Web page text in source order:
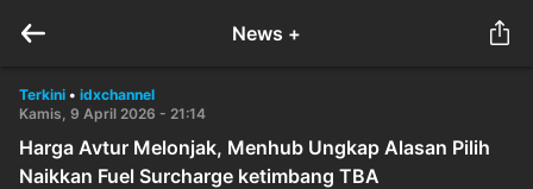
News +
Terkini • idxchannel
Kamis, 9 April 2026 - 21:14
Harga Avtur Melonjak, Menhub Ungkap Alasan Pilih
Naikkan Fuel Surcharge ketimbang TBA